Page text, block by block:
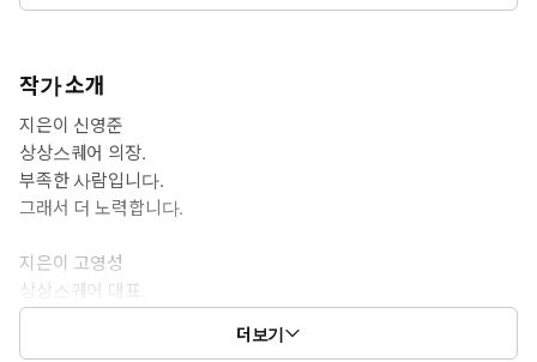
작가 소개
지은이 신영준
상상스퀘어 의장.
부족한 사람입니다.
그래서 더 노력합니다.
지은이 고영성
상상스퀘어 대표.
항상 감사합니다.
더보기